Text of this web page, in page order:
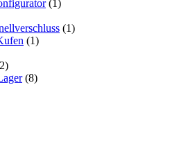
(1)
(1)
(1)
(8)